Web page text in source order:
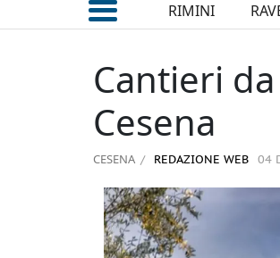
RIMINI
Cantieri
Cesena
CESENA REDAZIONE WEB 04